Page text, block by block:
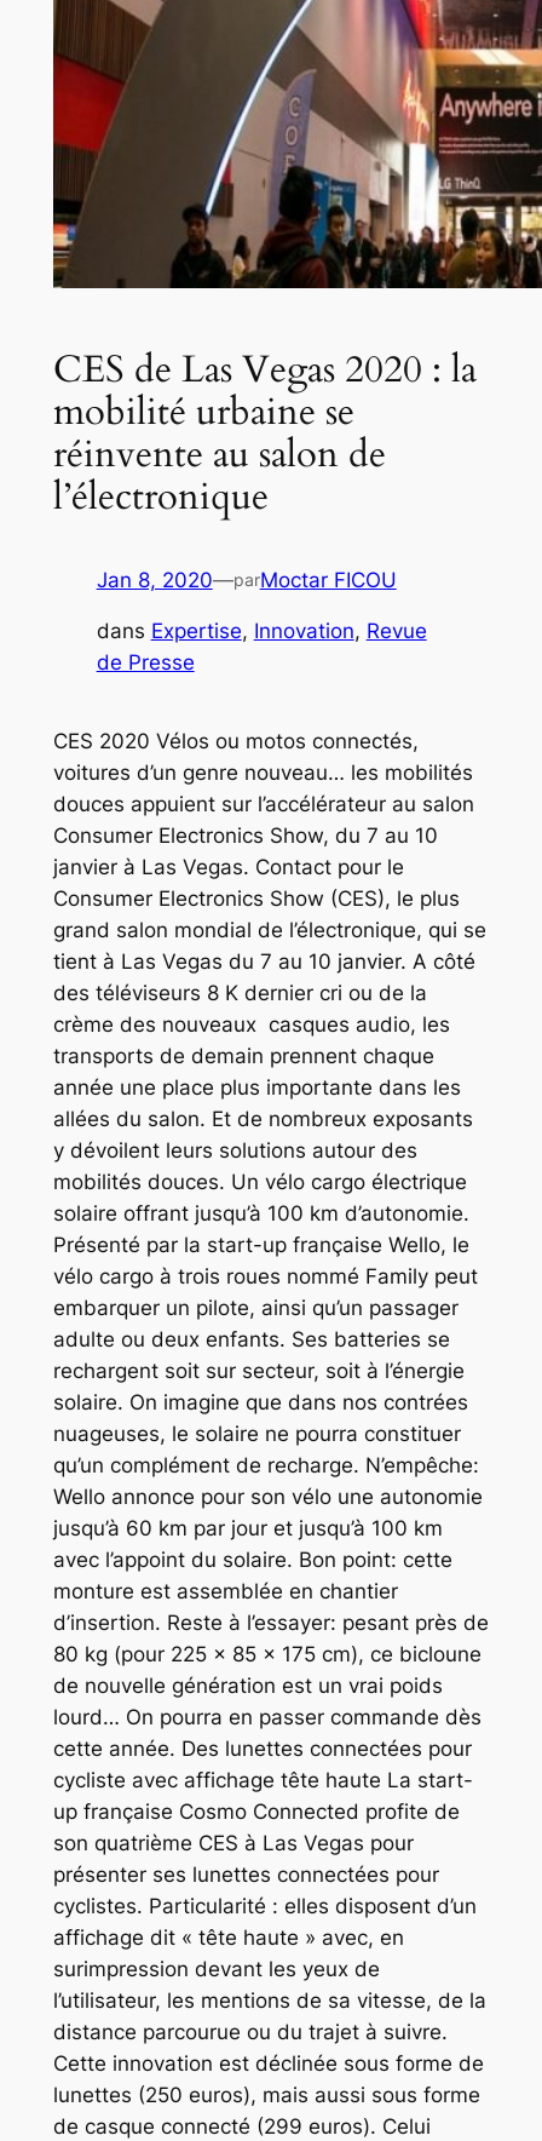
CES de Las Vegas 2020 : la
mobilité urbaine se
réinvente au salon de
l’électronique
Jan 8, 2020—parMoctar FICOU
dans Expertise, Innovation, Revue
de Presse
CES 2020 Vélos ou motos connectés,
voitures d’un genre nouveau… les mobilités
douces appuient sur l’accélérateur au salon
Consumer Electronics Show, du 7 au 10
janvier à Las Vegas. Contact pour le
Consumer Electronics Show (CES), le plus
grand salon mondial de l’électronique, qui se
tient à Las Vegas du 7 au 10 janvier. A côté
des téléviseurs 8 K dernier cri ou de la
crème des nouveaux casques audio, les
transports de demain prennent chaque
année une place plus importante dans les
allées du salon. Et de nombreux exposants
y dévoilent leurs solutions autour des
mobilités douces. Un vélo cargo électrique
solaire offrant jusqu’à 100 km d’autonomie.
Présenté par la start-up française Wello, le
vélo cargo à trois roues nommé Family peut
embarquer un pilote, ainsi qu’un passager
adulte ou deux enfants. Ses batteries se
rechargent soit sur secteur, soit à l’énergie
solaire. On imagine que dans nos contrées
nuageuses, le solaire ne pourra constituer
qu’un complément de recharge. N’empêche:
Wello annonce pour son vélo une autonomie
jusqu’à 60 km par jour et jusqu’à 100 km
avec l’appoint du solaire. Bon point: cette
monture est assemblée en chantier
d’insertion. Reste à l’essayer: pesant près de
80 kg (pour 225 x 85 x 175 cm), ce bicloune
de nouvelle génération est un vrai poids
lourd… On pourra en passer commande dès
cette année. Des lunettes connectées pour
cycliste avec affichage tête haute La start-
up française Cosmo Connected profite de
son quatrième CES à Las Vegas pour
présenter ses lunettes connectées pour
cyclistes. Particularité : elles disposent d’un
affichage dit « tête haute » avec, en
surimpression devant les yeux de
l’utilisateur, les mentions de sa vitesse, de la
distance parcourue ou du trajet à suivre.
Cette innovation est déclinée sous forme de
lunettes (250 euros), mais aussi sous forme
de casque connecté (299 euros). Celui